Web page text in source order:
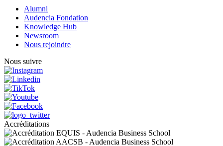
Alumni
Audencia Fondation
Knowledge Hub
Newsroom
Nous rejoindre
Nous suivre
Accréditations